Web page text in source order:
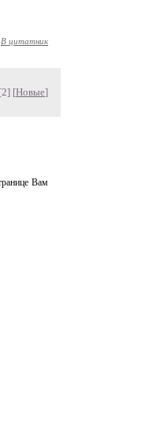
В цитатник
[2] [Новые]
Вам